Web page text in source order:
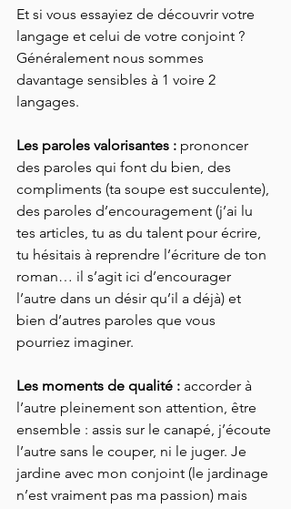
Et si vous essayiez de découvrir votre
langage et celui de votre conjoint ?
Généralement nous sommes
davantage sensibles à 1 voire 2
langages.
Les paroles valorisantes : prononcer
des paroles qui font du bien, des
compliments (ta soupe est succulente),
des paroles d’encouragement (j’ai lu
tes articles, tu as du talent pour écrire,
tu hésitais à reprendre l’écriture de ton
roman… il s’agit ici d’encourager
l’autre dans un désir qu’il a déjà) et
bien d’autres paroles que vous
pourriez imaginer.
Les moments de qualité : accorder à
l’autre pleinement son attention, être
ensemble : assis sur le canapé, j’écoute
l’autre sans le couper, ni le juger. Je
jardine avec mon conjoint (le jardinage
n’est vraiment pas ma passion) mais